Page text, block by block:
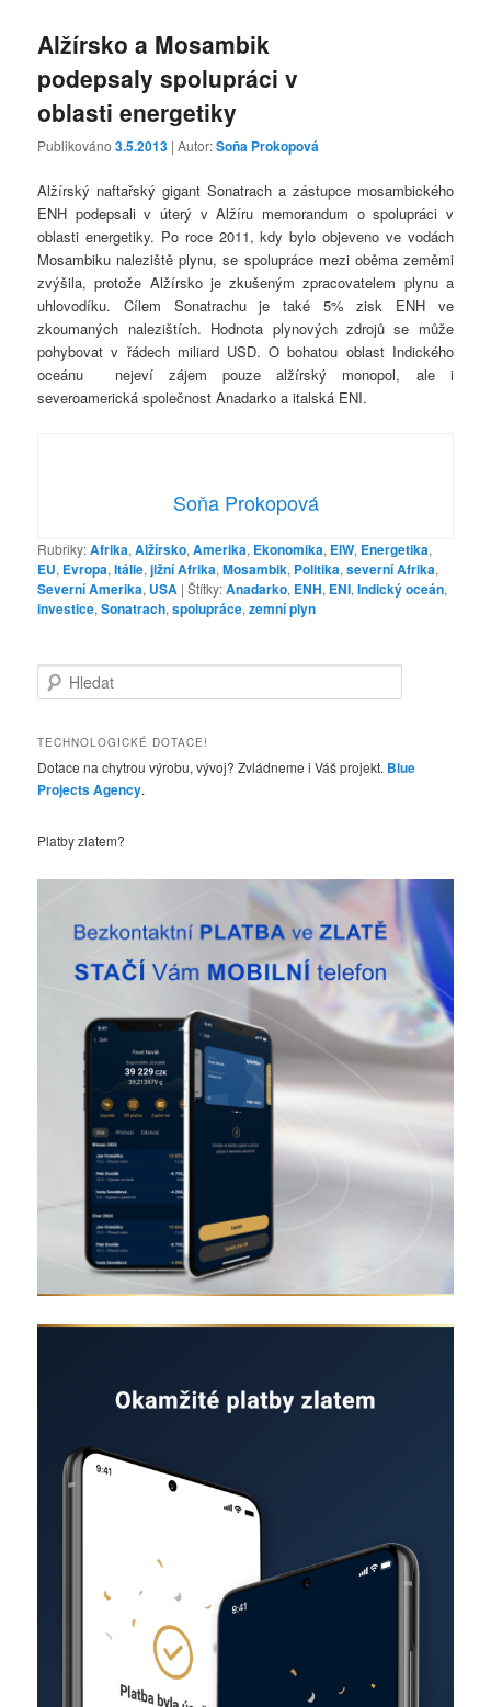
Alžírsko a Mosambik
podepsaly spolupráci v
oblasti energetiky
Publikováno3.5.2013 | Autor:Soňa Prokopová
Alžírský naftařský gigant Sonatrach a zástupce mosambického
ENH podepsali v úterý v Alžíru memorandum o spolupráci v
oblasti energetiky. Po roce 2011, kdy bylo objeveno ve vodách
Mosambiku naleziště plynu, se spolupráce mezi oběma zeměmi
zvýšila, protože Alžírsko je zkušeným zpracovatelem plynu a
uhlovodíku. Cílem Sonatrachu je také 5% zisk ENH ve
zkoumaných nalezištích. Hodnota plynových zdrojů se může
pohybovat v řádech miliard USD. O bohatou oblast Indického
oceánu nejeví zájem pouze alžírský monopol, ale i
severoamerická společnost Anadarko a italská ENI.
Soňa Prokopová
Rubriky:Afrika,Alžírsko,Amerika, Ekonomika, ElW, Energetika,
EU, Evropa,Itálie,jižní Afrika,Mosambik, Politika,severní Afrika,
Severní Amerika, USA |Štítky:Anadarko, ENH, ENI,Indický oceán,
investice,Sonatrach,spolupráce,zemní plyn
l
d
t
TECHNOLOGICKÉ DOTACE!
Dotace na chytrou výrobu, vývoj? Zvládneme i Váš projekt. Blue
Projects Agency.
Platby zlatem?